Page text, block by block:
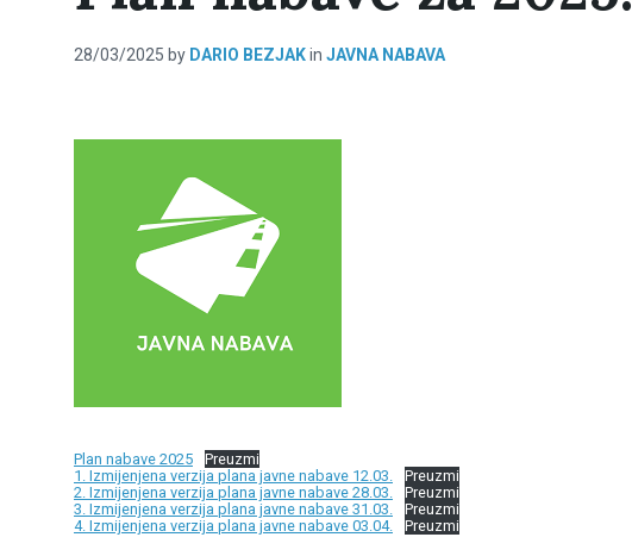
28/03/2025 by DARIO BEZJAKin JAVNA NABAVA
Plan nabave 2025
Preuzmi
1. Izmijenjena verzija plana javne nabave 12.03.
Preuzmi
2. Izmijenjena verzija plana javne nabave 28.03.
Preuzmi
3. Izmijenjena verzija plana javne nabave 31.03.
Preuzmi
4. Izmijenjena verzija plana javne nabave 03.04.
Preuzmi